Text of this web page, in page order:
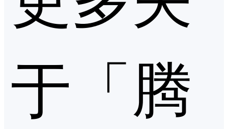
于「腾